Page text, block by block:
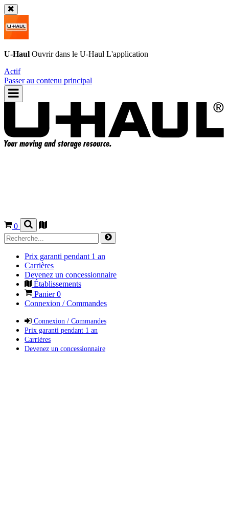
U-Haul Ouvrir dans le U-Haul L'application
Actif
Passer au contenu principal
0
Prix garanti pendant 1 an
Carrières
Devenez un concessionnaire
Établissements
Panier0
Connexion / Commandes
Connexion / Commandes
Prix garanti pendant 1 an
Carrières
Devenez un concessionnaire